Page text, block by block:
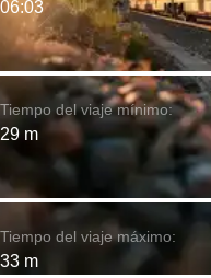
Tiempo del viaje mínimo:
29 m
06:03
Tiempo del viaje máximo:
33 m